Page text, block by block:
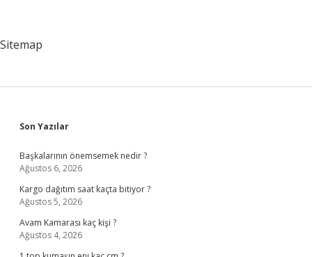
Sitemap
Sidebar
Son Yazılar
Başkalarının önemsemek nedir ?
Ağustos 6, 2026
Kargo dağıtım saat kaçta bitiyor ?
Ağustos 5, 2026
Avam Kamarası kaç kişi ?
Ağustos 4, 2026